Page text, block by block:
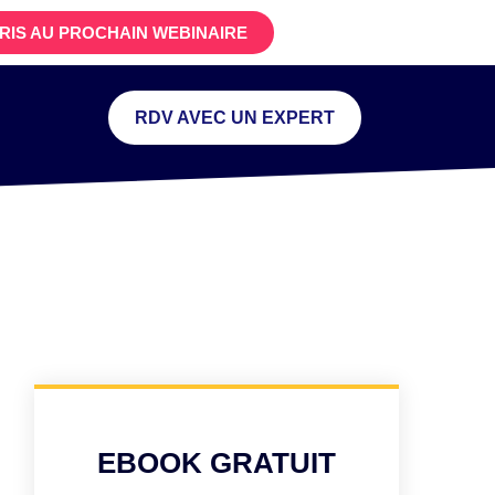
AU PROCHAIN WEBINAIRE
RDV AVEC UN EXPERT
EBOOK GRATUIT